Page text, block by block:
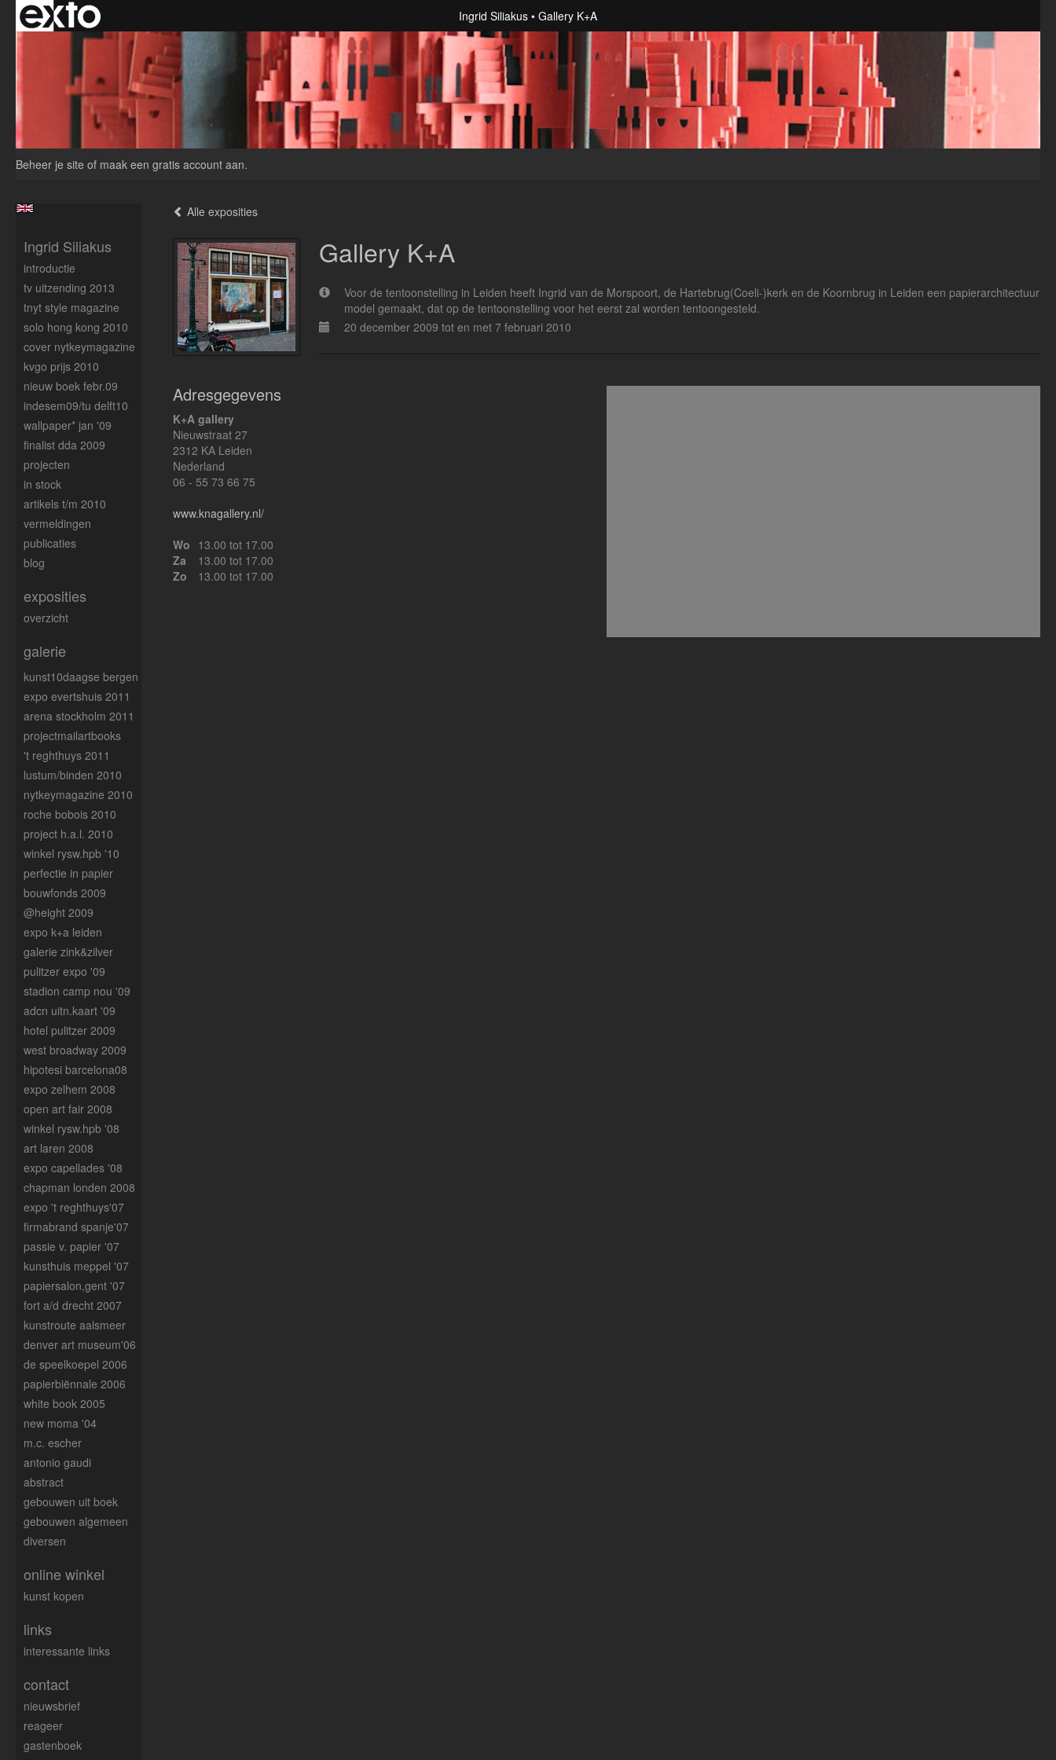
Ingrid Siliakus Gallery K+A
Beheer je site of maak een gratis account aan.
Alle exposities
Gallery K+A
Voor de tentoonstelling in Leiden heeft Ingrid van de Morspoort, de Hartebrug(Coeli-)kerk en de Koornbrug in Leiden een papierarchitectuur
model gemaakt, dat op de tentoonstelling voor het eerst zal worden tentoongesteld.
20 december 2009 tot en met 7 februari 2010
Adresgegevens
K+A gallery
Nieuwstraat 27
2312 KA Leiden
Nederland
06 - 55 73 66 75
www.knagallery.nl/
Wo 13.00 tot 17.00
Za
13.00 tot 17.00
Zo
13.00 tot 17.00
Ingrid Siliakus
introductie
tv uitzending 2013
tnyt style magazine
solo hong kong 2010
cover nytkeymagazine
kvgo prijs 2010
nieuw boek febr.09
indesem09/tu delft10
wallpaper* jan '09
finalist dda 2009
projecten
in stock
artikels t/m 2010
vermeldingen
publicaties
blog
exposities
overzicht
galerie
kunst10daagse bergen
expo evertshuis 2011
arena stockholm 2011
projectmailartbooks
't reghthuys 2011
lustum/binden 2010
nytkeymagazine 2010
roche bobois 2010
project h.a.l. 2010
winkel rysw.hpb '10
perfectie in papier
bouwfonds 2009
@height 2009
expo k+a leiden
galerie zink&zilver
pulitzer expo '09
stadion camp nou '09
adcn uitn.kaart '09
hotel pulitzer 2009
west broadway 2009
hipotesi barcelona08
expo zelhem 2008
open art fair 2008
winkel rysw.hpb '08
art laren 2008
expo capellades '08
chapman londen 2008
expo 't reghthuys'07
firmabrand spanje'07
passie v. papier '07
kunsthuis meppel '07
papiersalon,gent '07
fort a/d drecht 2007
kunstroute aalsmeer
denver art museum'06
de speelkoepel 2006
papierbiënnale 2006
white book 2005
new moma '04
m.c. escher
antonio gaudi
abstract
gebouwen uit boek
gebouwen algemeen
diversen
online winkel
kunst kopen
links
interessante links
contact
nieuwsbrief
reageer
gastenboek